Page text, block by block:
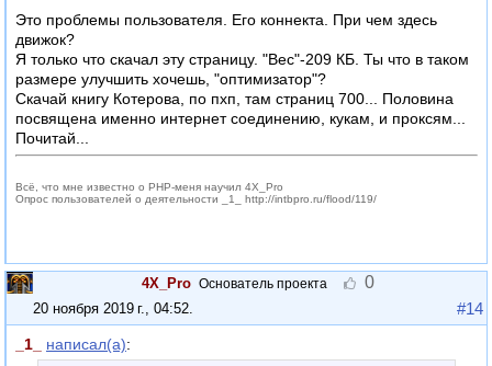
Это проблемы пользователя. Его коннекта. При чем здесь
движок?
Я только что скачал эту страницу. "Вес"-209 КБ. Ты что в таком
размере улучшить хочешь, "оптимизатор"?
Скачай книгу Котерова, по пхп, там страниц 700... Половина
посвящена именно интернет соединению, кукам, и проксям...
Почитай...
Всё, что мне известно о PHP-меня научил 4X_Pro
Опрос пользователей о деятельности _1_ http://intbpro.ru/flood/119/
4X_Pro Основатель проекта 0
20 ноября 2019 г., 04:52. #14
_1_ написал(а):